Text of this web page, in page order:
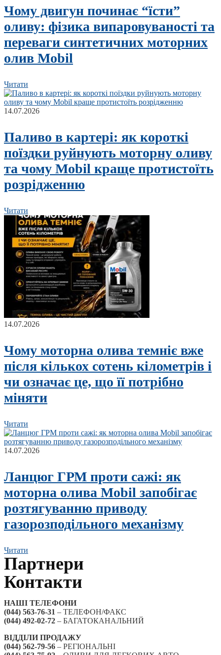
Чому двигун починає “їсти”
оливу: фізика випаровуваності та
переваги синтетичних моторних
олив Mobil
Читати
14.07.2026
Паливо в картері: як короткі
поїздки руйнують моторну оливу
та чому Mobil краще протистоїть
розрідженню
Читати
14.07.2026
Чому моторна олива темніє вже
після кількох сотень кілометрів і
чи означає це, що її потрібно
міняти
Читати
14.07.2026
Ланцюг ГРМ проти сажі: як
моторна олива Mobil запобігає
розтягуванню приводу
газорозподільного механізму
Читати
Партнери
Контакти
НАШІ ТЕЛЕФОНИ
(044) 563-76-31 – ТЕЛЕФОН/ФАКС
(044) 492-02-72 – БАГАТОКАНАЛЬНИЙ
ВІДДІЛИ ПРОДАЖУ
(044) 562-79-56 – РЕГІОНАЛЬНІ